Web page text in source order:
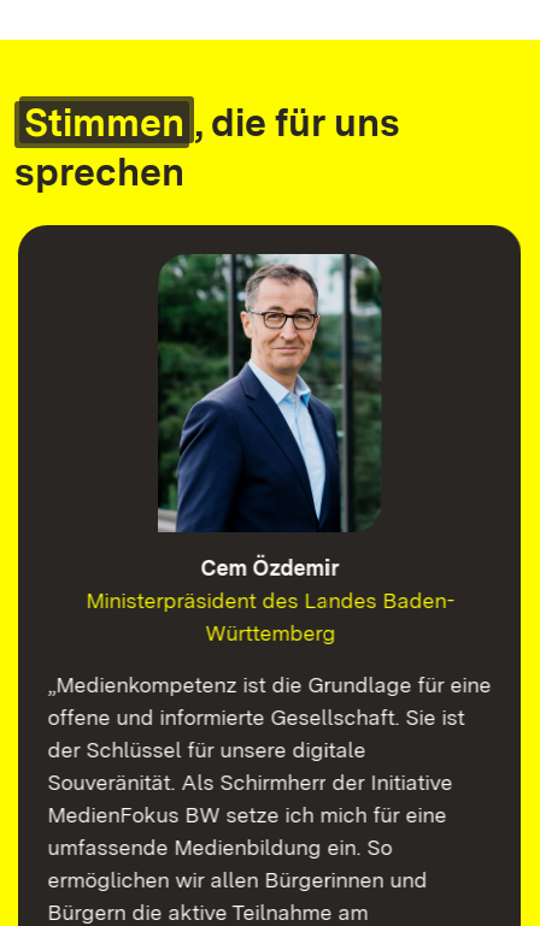
Stimmen , die für uns
sprechen
Cem Özdemir
Ministerpräsident des Landes Baden-
Württemberg
„Medienkompetenz ist die Grundlage für eine
offene und informierte Gesellschaft. Sie ist
der Schlüssel für unsere digitale
Souveränität. Als Schirmherr der Initiative
MedienFokus BW setze ich mich für eine
umfassende Medienbildung ein. So
ermöglichen wir allen Bürgerinnen und
Bürgern die aktive Teilnahme am